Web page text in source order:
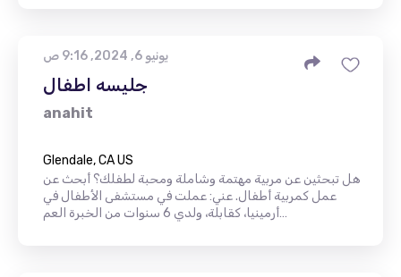
يونيو 6, 2024, 9:16 ص
جليسه اطفال
anahit
Glendale, CA US
هل تبحثين عن مربية مهتمة وشاملة ومحبة لطفلك؟ أبحث عن
عمل كمربية أطفال. عني: عملت في مستشفى الأطفال في
أرمينيا، كقابلة، ولدي 6 سنوات من الخبرة العم…